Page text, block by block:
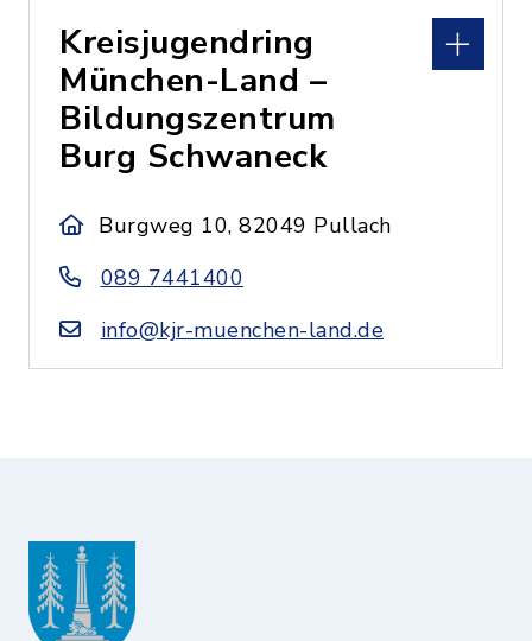
Kreisjugendring
München-Land –
Bildungszentrum
Burg Schwaneck
Burgweg 10, 82049 Pullach
089 7441400
info@kjr-muenchen-land.de